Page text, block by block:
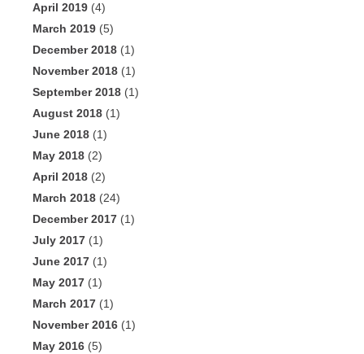
April 2019 (4)
March 2019 (5)
December 2018 (1)
November 2018 (1)
September 2018 (1)
August 2018 (1)
June 2018 (1)
May 2018 (2)
April 2018 (2)
March 2018 (24)
December 2017 (1)
July 2017 (1)
June 2017 (1)
May 2017 (1)
March 2017 (1)
November 2016 (1)
May 2016 (5)